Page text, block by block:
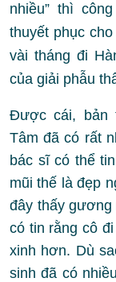
nhiều” thì
thuyết phục
vài tháng đi
của giải phẫu
Được cái, bản
Tâm đã có rất
bác sĩ có thể
mũi thế là đẹp
đây thấy gương
có tin rằng cô
xinh hơn. Dù
sinh đã có